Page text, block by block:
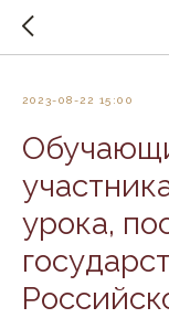
2023-08-22 15:00
урока,